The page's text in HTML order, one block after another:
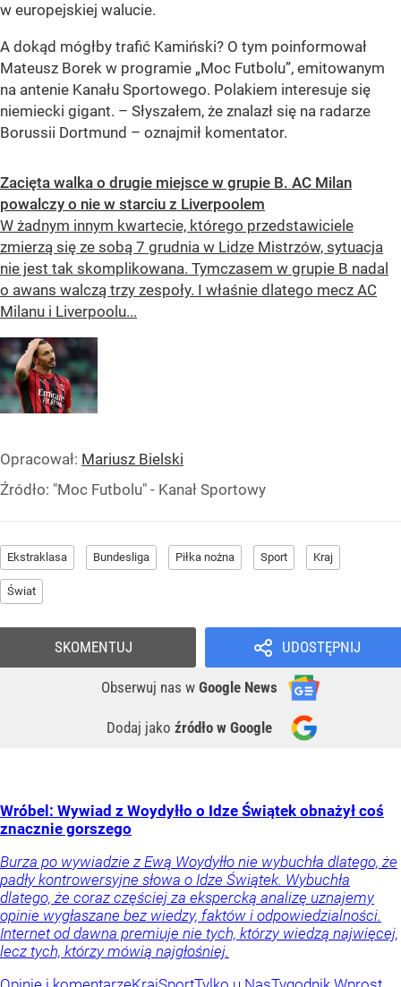
w europejskiej walucie.
A dokąd mógłby trafić Kamiński? O tym poinformował
Mateusz Borek w programie „Moc Futbolu”, emitowanym
na antenie Kanału Sportowego. Polakiem interesuje się
niemiecki gigant. – Słyszałem, że znalazł się na radarze
Borussii Dortmund – oznajmił komentator.
Zacięta walka o drugie miejsce w grupie B. AC Milan
powalczy o nie w starciu z Liverpoolem
W żadnym innym kwartecie, którego przedstawiciele
zmierzą się ze sobą 7 grudnia w Lidze Mistrzów, sytuacja
nie jest tak skomplikowana. Tymczasem w grupie B nadal
o awans walczą trzy zespoły. I właśnie dlatego mecz AC
Milanu i Liverpoolu...
Opracował: Mariusz Bielski
Źródło: "Moc Futbolu" - Kanał Sportowy
Ekstraklasa Bundesliga Piłka nożna Sport Kraj
Świat
UDOSTĘPNIJ
Obserwuj nas w Google News
Dodaj jako źródło w Google
SKOMENTUJ
Wróbel: Wywiad z Woydyłło o Idze Świątek obnażył coś
znacznie gorszego
Burza po wywiadzie z Ewą Woydyłło nie wybuchła dlatego, że
padły kontrowersyjne słowa o Idze Świątek. Wybuchła
dlatego, że coraz częściej za ekspercką analizę uznajemy
opinie wygłaszane bez wiedzy, faktów i odpowiedzialności.
Internet od dawna premiuje nie tych, którzy wiedzą najwięcej,
lecz tych, którzy mówią najgłośniej.